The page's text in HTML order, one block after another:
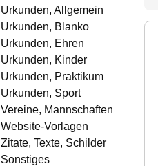
Urkunden, Allgemein
Urkunden, Blanko
Urkunden, Ehren
Urkunden, Kinder
Urkunden, Praktikum
Urkunden, Sport
Vereine, Mannschaften
Website-Vorlagen
Zitate, Texte, Schilder
Sonstiges